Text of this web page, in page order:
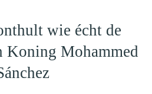
wie écht de
Koning Mohammed